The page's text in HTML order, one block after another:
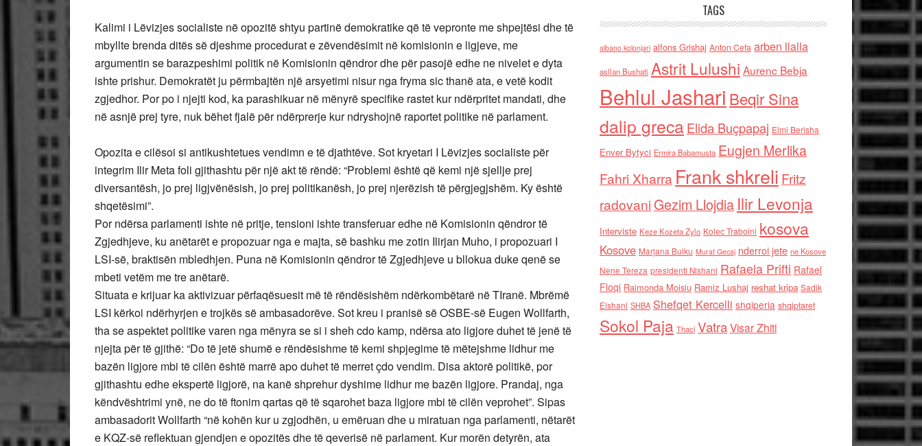
Kalimi i Lëvizjes socialiste në opozitë shtyu partinë demokratike që të vepronte me shpejtësi dhe të
mbyllte brenda ditës së djeshme procedurat e zëvendësimit në komisionin e ligjeve, me
argumentin se barazpeshimi politik në Komisionin qëndror dhe për pasojë edhe ne nivelet e dyta
ishte prishur. Demokratët ju përmbajtën një arsyetimi nisur nga fryma sic thanë ata, e vetë kodit
zgjedhor. Por po i njejti kod, ka parashikuar në mënyrë specifike rastet kur ndërpritet mandati, dhe
në asnjë prej tyre, nuk bëhet fjalë për ndërprerje kur ndryshojnë raportet politike në parlament.
Opozita e cilësoi si antikushtetues vendimn e të djathtëve. Sot kryetari I Lëvizjes socialiste për
integrim Ilir Meta foli gjithashtu për një akt të rëndë: “Problemi është që kemi një sjellje prej
diversantësh, jo prej ligjvënësish, jo prej politikanësh, jo prej njerëzish të përgjegjshëm. Ky është
shqetësimi”.
Por ndërsa parlamenti ishte në pritje, tensioni ishte transferuar edhe në Komisionin qëndror të
Zgjedhjeve, ku anëtarët e propozuar nga e majta, së bashku me zotin Ilirjan Muho, i propozuari I
LSI-së, braktisën mbledhjen. Puna në Komisionin qëndror të Zgjedhjeve u bllokua duke qenë se
mbeti vetëm me tre anëtarë.
Situata e krijuar ka aktivizuar përfaqësuesit më të rëndësishëm ndërkombëtarë në TIranë. Mbrëmë
LSI kërkoi ndërhyrjen e trojkës së ambasadorëve. Sot kreu i pranisë së OSBE-së Eugen Wollfarth,
tha se aspektet politike varen nga mënyra se si i sheh cdo kamp, ndërsa ato ligjore duhet të jenë të
njejta për të gjithë: “Do të jetë shumë e rëndësishme të kemi shpjegime të mëtejshme lidhur me
bazën ligjore mbi të cilën është marrë apo duhet të merret çdo vendim. Disa aktorë politikë, por
gjithashtu edhe ekspertë ligjorë, na kanë shprehur dyshime lidhur me bazën ligjore. Prandaj, nga
këndvështrimi ynë, ne do të ftonim qartas që të sqarohet baza ligjore mbi të cilën veprohet”. Sipas
ambasadorit Wollfarth “në kohën kur u zgjodhën, u emëruan dhe u miratuan nga parlamenti, nëtarët
e KQZ-së reflektuan gjendjen e opozitës dhe të qeverisë në parlament. Kur morën detyrën, ata
TAGS
albano kolonjari alfons Grishaj Anton Cefa arben llalla
asllan Bushati Astrit Lulushi Aurenc Bebja
Behlul Jashari Beqir Sina
dalip grecaElida Buçpapaj Elmi Berisha
Enver Bytyci Ermira Babamusta Eugjen Merlika
Fahri Xharra Frank shkreli Fritz
radovaniGezim Llojdia Ilir Levonja
Interviste Keze Kozeta Zylo Kolec Traboini kosova
Kosove Marjana Bulku Murat Gecaj nderroi jete ne Kosove
Nene Tereza presidenti Nishani Rafaela Prifti Rafael
Floqi Raimonda Moisiu Ramiz Lushaj reshat kripa Sadik
Elshani SHBA Shefqet Kercelli shqiperia shqiptaret
Sokol Paja Thaci VatraVisar Zhiti